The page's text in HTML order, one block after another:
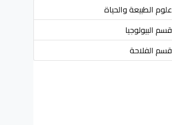
علوم الطبيعة والحياة
قسم البيولوجيا
قسم الفلاحة